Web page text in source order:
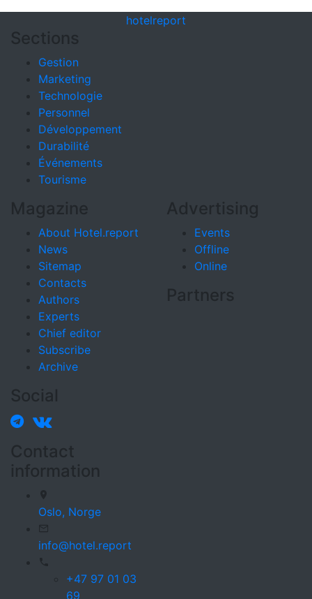
hotelreport
Sections
Gestion
Marketing
Technologie
Personnel
Développement
Durabilité
Événements
Tourisme
Magazine
About Hotel.report
News
Sitemap
Contacts
Authors
Experts
Chief editor
Subscribe
Archive
Advertising
Events
Offline
Online
Partners
Social
Contact
information
Oslo, Norge
info@hotel.report
+47 97 01 03
69